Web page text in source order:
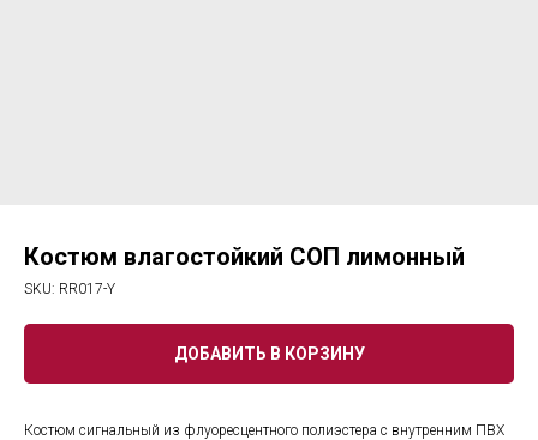
Костюм влагостойкий СОП лимонный
SKU: RR017-Y
ДОБАВИТЬ В КОРЗИНУ
Костюм сигнальный из флуоресцентного полиэстера с внутренним ПВХ